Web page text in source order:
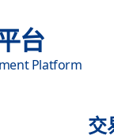
台
Platform
交